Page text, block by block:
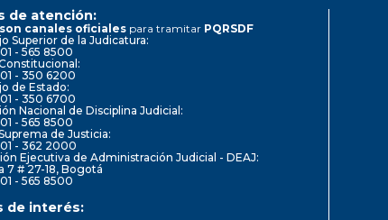
de atención:
canales oficiales para tramitar PQRSDF
Superior de la Judicatura:
- 565 8500
- 350 6200
de Estado:
- 350 6700
Nacional de Disciplina Judicial:
- 565 8500
de Justicia:
- 362 2000
Ejecutiva de Administración Judicial - DEAJ:
7 # 27-18, Bogotá
- 565 8500
de interés: